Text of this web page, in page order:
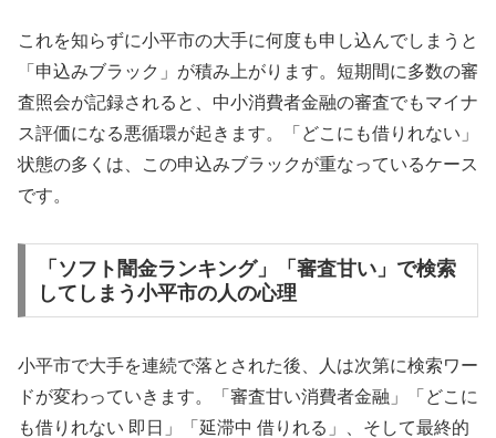
これを知らずに小平市の大手に何度も申し込んでしまうと
「申込みブラック」が積み上がります。短期間に多数の審
査照会が記録されると、中小消費者金融の審査でもマイナ
ス評価になる悪循環が起きます。「どこにも借りれない」
状態の多くは、この申込みブラックが重なっているケース
です。
「ソフト闇金ランキング」「審査甘い」で検索
してしまう小平市の人の心理
小平市で大手を連続で落とされた後、人は次第に検索ワー
ドが変わっていきます。「審査甘い消費者金融」「どこに
も借りれない 即日」「延滞中 借りれる」、そして最終的